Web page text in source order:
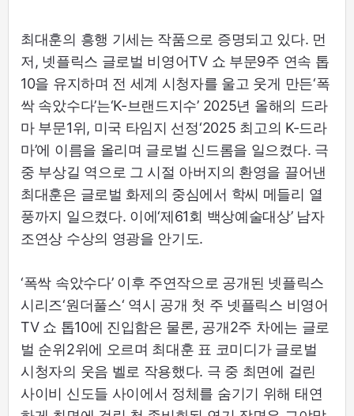
최대훈의 흥행 기세는 작품으로 증명되고 있다. 먼
저, 넷플릭스 글로벌 비영어TV 쇼 부문9주 연속 톱
10을 유지하며 전 세계 시청자를 울고 웃게 만든‘폭
싹 속았수다’는‘K-브랜드지수’ 2025년 올해의 드라
마 부문1위, 미국 타임지 선정‘2025 최고의 K-드라
마’에 이름을 올리며 글로벌 신드롬을 일으켰다. 극
중 부상길 역으로 그 시절 아버지의 환영을 끌어낸
최대훈은 글로벌 화제의 중심에서 학씨 메들리 열
풍까지 일으켰다. 이에‘제61회 백상예술대상’ 남자
조연상 수상의 영광을 안기도.
‘폭싹 속았수다’ 이후 주연작으로 공개된 넷플릭스
시리즈‘원더풀스‘ 역시 공개 첫 주 넷플릭스 비영어
TV 쇼 톱10에 진입함은 물론, 공개2주 차에는 글로
벌 순위2위에 오르며 최대훈 표 코미디가 글로벌
시청자의 웃음 벨로 작용했다. 극 중 최면에 걸린
사이비 신도들 사이에서 정체를 숨기기 위해 태연